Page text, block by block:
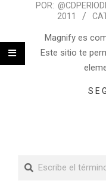
POR:
2011
Magnify es
Este sitio te